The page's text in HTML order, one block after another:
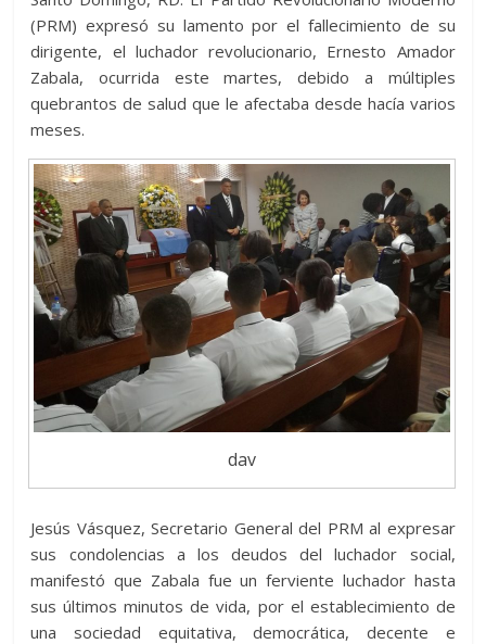
A
p
p
t o
o
k
n
g
er
e a
m
g
e
p
ar
ti
r
(PRM) expresó su lamento por el fallecimiento de su
dirigente, el luchador revolucionario, Ernesto Amador
Zabala, ocurrida este martes, debido a múltiples
quebrantos de salud que le afectaba desde hacía varios
meses.
dav
Jesús Vásquez, Secretario General del PRM al expresar
sus condolencias a los deudos del luchador social,
manifestó que Zabala fue un ferviente luchador hasta
sus últimos minutos de vida, por el establecimiento de
una sociedad equitativa, democrática, decente e